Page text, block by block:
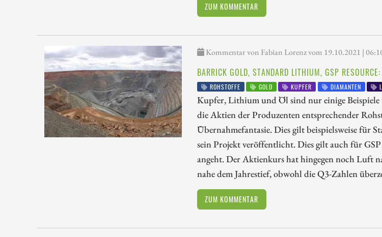
ZUM KOMMENTAR
Kommentar von Fabian Lorenz vom 19.10.2021 |
BARRICK GOLD, STANDARD LITHIUM, GSP
ROHSTOFFE GOLD KUPFER DIAMANTEN
Kupfer, Lithium und Öl sind nur einige
die Aktien der Produzenten entsprechender
Übernahmefantasie. Dies gilt beispielsweise für
sein Projekt veröffentlicht. Dies gilt auch für
angeht. Der Aktienkurs hat hingegen noch Luft
nahe dem Jahrestief, obwohl die Q3-Zahlen
ZUM KOMMENTAR